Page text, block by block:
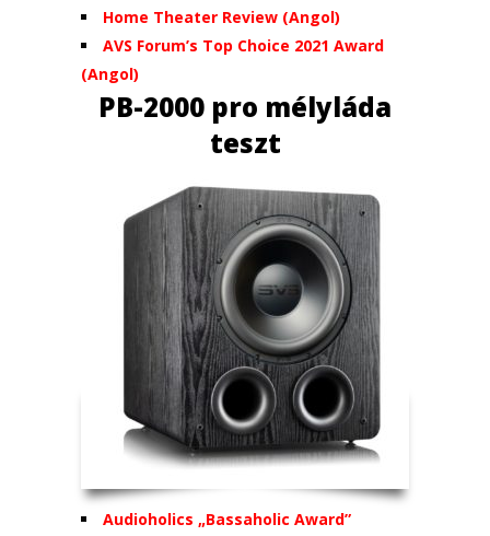
Home Theater Review (Angol)
AVS Forum’s Top Choice 2021 Award
(Angol)
PB-2000 pro mélyláda
teszt
Audioholics „Bassaholic Award”